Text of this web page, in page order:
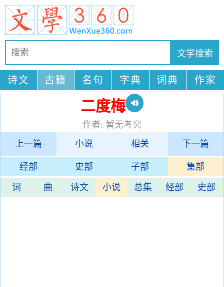
诗文 古籍 名句 字典 词典 作家
二度梅
作者: 暂无考究
上一篇
小说 相关 下一篇
经部 史部 子部 集部
词 曲 诗文 小说 总集 经部 史部